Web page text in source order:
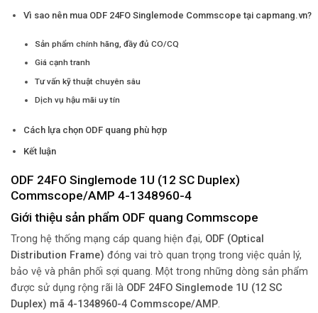
Vì sao nên mua ODF 24FO Singlemode Commscope tại capmang.vn?
Sản phẩm chính hãng, đầy đủ CO/CQ
Giá cạnh tranh
Tư vấn kỹ thuật chuyên sâu
Dịch vụ hậu mãi uy tín
Cách lựa chọn ODF quang phù hợp
Kết luận
ODF 24FO Singlemode 1U (12 SC Duplex)
Commscope/AMP 4-1348960-4
Giới thiệu sản phẩm ODF quang Commscope
Trong hệ thống mạng cáp quang hiện đại, ODF (Optical
Distribution Frame) đóng vai trò quan trọng trong việc quản lý,
bảo vệ và phân phối sợi quang. Một trong những dòng sản phẩm
được sử dụng rộng rãi là ODF 24FO Singlemode 1U (12 SC
Duplex) mã 4-1348960-4 Commscope/AMP.